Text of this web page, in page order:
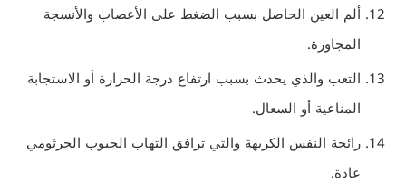
ألم العين الحاصل بسبب الضغط على الأعصاب والأنسجة
المجاورة.
التعب والذي يحدث بسبب ارتفاع درجة الحرارة أو الاستجابة
المناعية أو السعال.
رائحة النفس الكريهة والتي ترافق التهاب الجيوب الجرثومي
عادة.